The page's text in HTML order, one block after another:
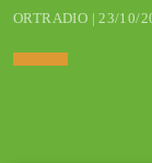
ORTRADIO | 23/10/